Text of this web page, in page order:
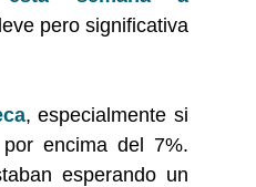
pero significativa
, especialmente si
encima del 7%.
esperando un